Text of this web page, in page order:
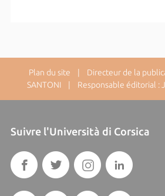
Plan du site | Directeur de la
SANTONI | Responsable éditorial :
Suivre l'Università di Corsica